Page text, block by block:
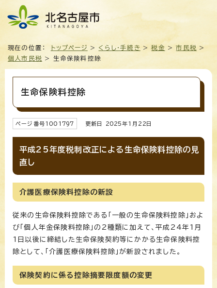
現在の位置： トップページ > くらし・手続き >税金 >市民税
>
個人市民税
> 生命保険料控除
生命保険料控除
ページ番号1001797 更新日 2025年1月 22 日
平成25年度税制改正による生命保険料控除の見
直し
介護医療保険料控除の新設
従来の生命保険料控除である「一般の生命保険料控除」およ
び「個人年金保険料控除」の2種類に加えて、平成24年1月
1日以後に締結した生命保険契約等にかかる生命保険料控
除として、「介護医療保険料控除」が新設されました。
保険契約に係る控除摘要限度額の変更